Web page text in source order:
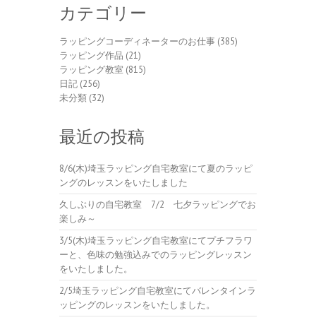
カテゴリー
ラッピングコーディネーターのお仕事 (385)
ラッピング作品 (21)
ラッピング教室 (815)
日記 (256)
未分類 (32)
最近の投稿
8/6(木)埼玉ラッピング自宅教室にて夏のラッピ
ングのレッスンをいたしました
久しぶりの自宅教室 7/2 七夕ラッピングでお
楽しみ～
3/5(木)埼玉ラッピング自宅教室にてプチフラワ
ーと、色味の勉強込みでのラッピングレッスン
をいたしました。
2/5埼玉ラッピング自宅教室にてバレンタインラ
ッピングのレッスンをいたしました。